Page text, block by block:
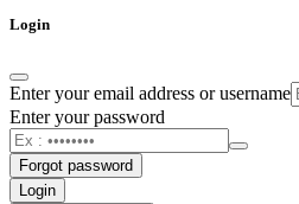
Login
Enter your email address or username
Enter your password
Forgot password
Login